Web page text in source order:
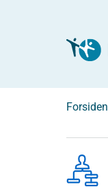
Forsiden